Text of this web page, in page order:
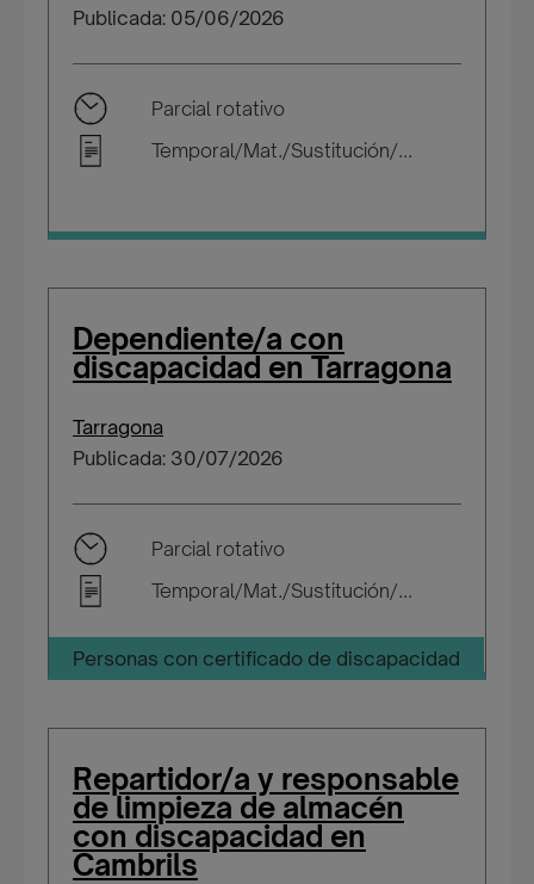
Publicada: 05/06/2026
Parcial rotativo
Temporal/Mat./Sustitución/...
Dependiente/a con
discapacidad en Tarragona
Tarragona
Publicada: 30/07/2026
Parcial rotativo
Temporal/Mat./Sustitución/...
Personas con certificado de discapacidad
Repartidor/a y responsable
de limpieza de almacén
con discapacidad en
Cambrils